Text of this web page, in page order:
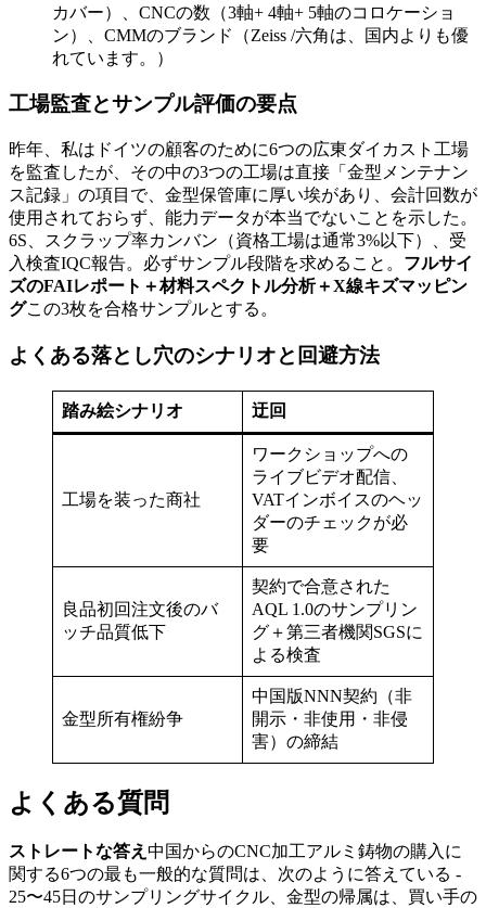
カバー）、CNCの数（3軸+ 4軸+ 5軸のコロケーショ
ン）、CMMのブランド（Zeiss /六角は、国内よりも優
れています。）
工場監査とサンプル評価の要点
昨年、私はドイツの顧客のために6つの広東ダイカスト工場
を監査したが、その中の3つの工場は直接「金型メンテナン
ス記録」の項目で、金型保管庫に厚い埃があり、会計回数が
使用されておらず、能力データが本当でないことを示した。
6S、スクラップ率カンバン（資格工場は通常3%以下）、受
入検査IQC報告。必ずサンプル段階を求めること。 フルサイ
ズのFAIレポート＋材料スペクトル分析＋X線キズマッピン
グこの3枚を合格サンプルとする。
よくある落とし穴のシナリオと回避方法
踏み絵シナリオ 迂回
工場を装った商社
ワークショップへの
ライブビデオ配信、
VATインボイスのヘッ
ダーのチェックが必
要
良品初回注文後のバ
ッチ品質低下
契約で合意された
AQL 1.0のサンプリン
グ＋第三者機関SGSに
よる検査
金型所有権紛争
中国版NNN契約（非
開示・非使用・非侵
害）の締結
よくある質問
ストレートな答え 中国からのCNC加工アルミ鋳物の購入に
関する6つの最も一般的な質問は、次のように答えている -
25〜45日のサンプリングサイクル、金型の帰属は、買い手の